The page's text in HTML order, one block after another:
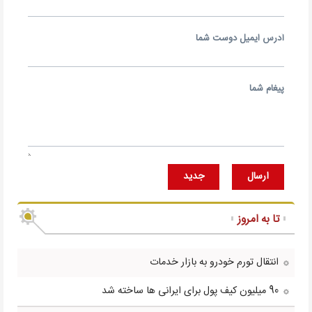
آدرس ايميل دوست شما
پيغام شما
ارسال جديد
تا به امروز
انتقال تورم خودرو به بازار خدمات
90 میلیون کیف پول برای ایرانی ها ساخته شد